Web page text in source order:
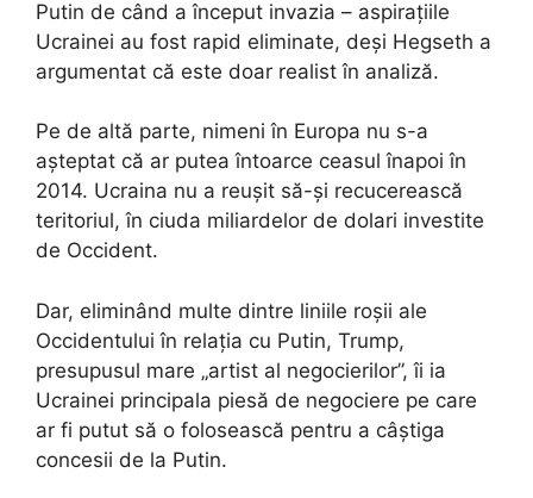
Putin de când a început invazia – aspirațiile
Ucrainei au fost rapid eliminate, deși Hegseth a
argumentat că este doar realist în analiză.
Pe de altă parte, nimeni în Europa nu s-a
așteptat că ar putea întoarce ceasul înapoi în
2014. Ucraina nu a reușit să-și recucerească
teritoriul, în ciuda miliardelor de dolari investite
de Occident.
Dar, eliminând multe dintre liniile roșii ale
Occidentului în relația cu Putin, Trump,
presupusul mare „artist al negocierilor”, îi ia
Ucrainei principala piesă de negociere pe care
ar fi putut să o folosească pentru a câștiga
concesii de la Putin.